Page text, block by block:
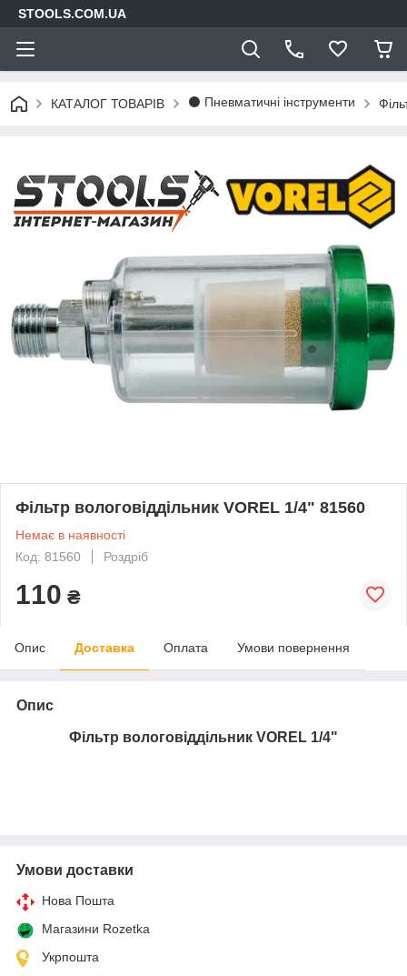
STOOLS.COM.UA
КАТАЛОГ ТОВАРІВ ⚫ Пневматичні інструменти
Фільтр вологовіддільник VOREL 1/4" 81560
Немає в наявності
Код: 81560
Роздріб
110 ₴
Опис Доставка Оплата Умови повернення
Опис
Фільтр вологовіддільник VOREL 1/4"
Умови доставки
Нова Пошта
Магазини Rozetka
Укрпошта